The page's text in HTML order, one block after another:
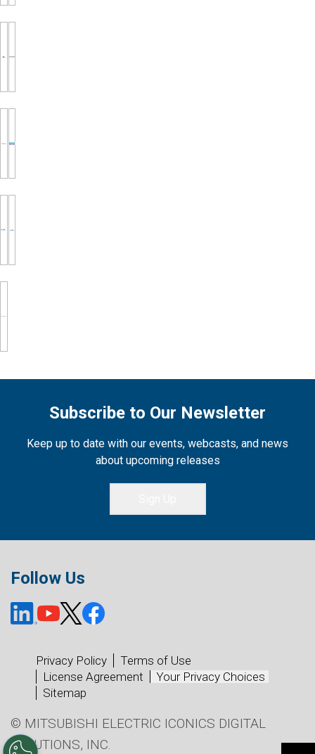
Subscribe to Our Newsletter
Keep up to date with our events, webcasts, and news
about upcoming releases
Follow Us
Privacy Policy
Terms of Use
License Agreement
Your Privacy Choices
Sitemap
© MITSUBISHI ELECTRIC ICONICS DIGITAL
SOLUTIONS, INC.